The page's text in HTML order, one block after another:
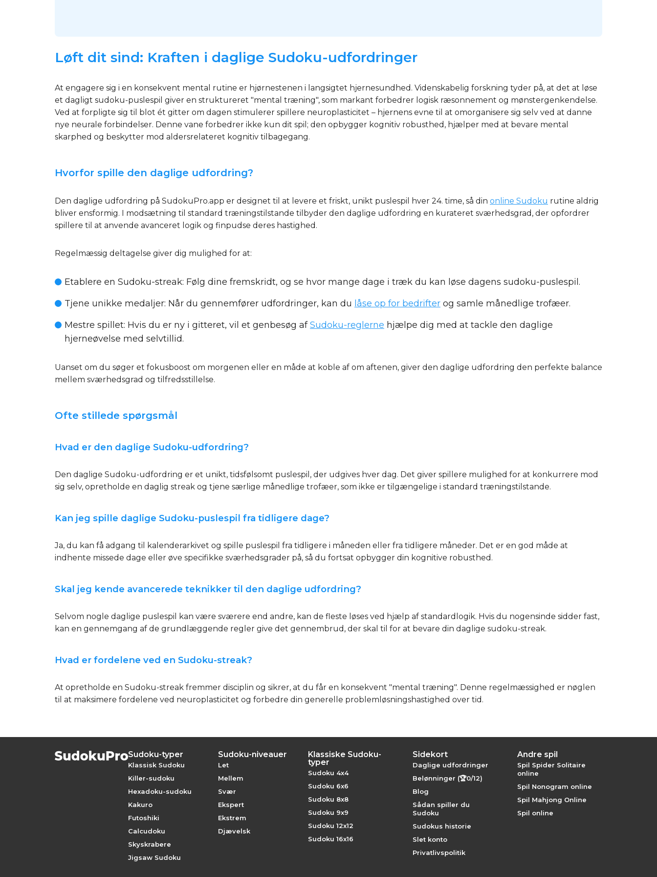
Løft dit sind: Kraften i daglige Sudoku-udfordringer
At engagere sig i en konsekvent mental rutine er hjørnestenen i langsigtet hjernesundhed. Videnskabelig forskning tyder på, at det at løse
et dagligt sudoku-puslespil giver en struktureret "mental træning", som markant forbedrer logisk ræsonnement og mønstergenkendelse.
Ved at forpligte sig til blot ét gitter om dagen stimulerer spillere neuroplasticitet – hjernens evne til at omorganisere sig selv ved at danne
nye neurale forbindelser. Denne vane forbedrer ikke kun dit spil; den opbygger kognitiv robusthed, hjælper med at bevare mental
skarphed og beskytter mod aldersrelateret kognitiv tilbagegang.
Hvorfor spille den daglige udfordring?
Den daglige udfordring på SudokuPro.app er designet til at levere et friskt, unikt puslespil hver 24. time, så din online Sudoku rutine aldrig
bliver ensformig. I modsætning til standard træningstilstande tilbyder den daglige udfordring en kurateret sværhedsgrad, der opfordrer
spillere til at anvende avanceret logik og finpudse deres hastighed.
Regelmæssig deltagelse giver dig mulighed for at:
Etablere en Sudoku-streak: Følg dine fremskridt, og se hvor mange dage i træk du kan løse dagens sudoku-puslespil.
Tjene unikke medaljer: Når du gennemfører udfordringer, kan du låse op for bedrifter og samle månedlige trofæer.
Mestre spillet: Hvis du er ny i gitteret, vil et genbesøg afSudoku-reglerne hjælpe dig med at tackle den daglige
hjerneøvelse med selvtillid.
Uanset om du søger et fokusboost om morgenen eller en måde at koble af om aftenen, giver den daglige udfordring den perfekte balance
mellem sværhedsgrad og tilfredsstillelse.
Ofte stillede spørgsmål
Hvad er den daglige Sudoku-udfordring?
Den daglige Sudoku-udfordring er et unikt, tidsfølsomt puslespil, der udgives hver dag. Det giver spillere mulighed for at konkurrere mod
sig selv, opretholde en daglig streak og tjene særlige månedlige trofæer, som ikke er tilgængelige i standard træningstilstande.
Kan jeg spille daglige Sudoku-puslespil fra tidligere dage?
Ja, du kan få adgang til kalenderarkivet og spille puslespil fra tidligere i måneden eller fra tidligere måneder. Det er en god måde at
indhente missede dage eller øve specifikke sværhedsgrader på, så du fortsat opbygger din kognitive robusthed.
Skal jeg kende avancerede teknikker til den daglige udfordring?
Selvom nogle daglige puslespil kan være sværere end andre, kan de fleste løses ved hjælp af standardlogik. Hvis du nogensinde sidder fast,
kan en gennemgang af de grundlæggende regler give det gennembrud, der skal til for at bevare din daglige sudoku-streak.
Hvad er fordelene ved en Sudoku-streak?
At opretholde en Sudoku-streak fremmer disciplin og sikrer, at du får en konsekvent "mental træning". Denne regelmæssighed er nøglen
til at maksimere fordelene ved neuroplasticitet og forbedre din generelle problemløsningshastighed over tid.
Sudoku-typer
Klassisk Sudoku
Killer-sudoku
Hexadoku-sudoku
Kakuro
Futoshiki
Calcudoku
Skyskrabere
Jigsaw Sudoku
Sudoku-niveauer
Let
Mellem
Svær
Ekspert
Ekstrem
Djævelsk
Klassiske Sudoku-
typer
Sudoku 4x4
Sudoku 6x6
Sudoku 8x8
Sudoku 9x9
Sudoku 12x12
Sudoku 16x16
Sidekort
Daglige udfordringer
Belønninger (🏆0/12)
Blog
Sådan spiller du
Sudoku
Sudokus historie
Slet konto
Privatlivspolitik
Andre spil
Spil Spider Solitaire
online
Spil Nonogram online
Spil Mahjong Online
Spil online